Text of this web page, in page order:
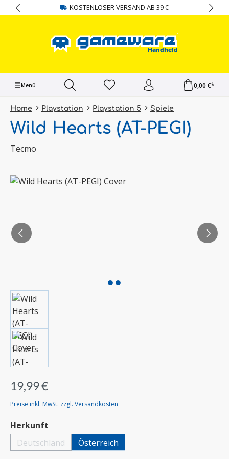
springen KOSTENLOSER VERSAND AB 39 €
Menü 0,00 €*
Home Playstation Playstation 5 Spiele
Wild Hearts (AT-PEGI)
Tecmo
Bildergalerie überspringen
19,99 €
Preise inkl. MwSt. zzgl. Versandkosten
Herkunft
Deutschland(Diese Option ist zurzeit nicht verfügbar.)
Österreich